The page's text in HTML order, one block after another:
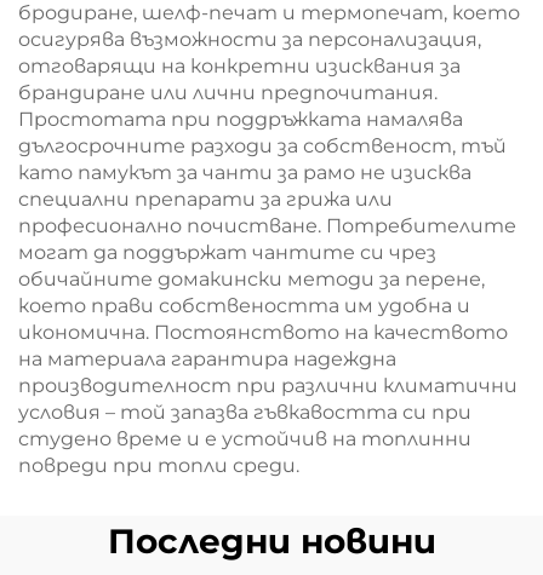
бродиране, шелф-печат и термопечат, което
осигурява възможности за персонализация,
отговарящи на конкретни изисквания за
брандиране или лични предпочитания.
Простотата при поддръжката намалява
дългосрочните разходи за собственост, тъй
като памукът за чанти за рамо не изисква
специални препарати за грижа или
професионално почистване. Потребителите
могат да поддържат чантите си чрез
обичайните домакински методи за перене,
което прави собствеността им удобна и
икономична. Постоянството на качеството
на материала гарантира надеждна
производителност при различни климатични
условия – той запазва гъвкавостта си при
студено време и е устойчив на топлинни
повреди при топли среди.
Последни новини